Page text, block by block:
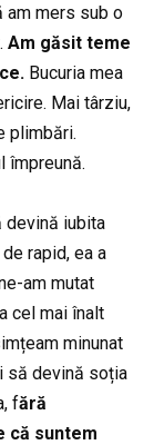
am mers sub o
Am găsit teme
Bucuria mea
Mai târziu,
plimbări.
împreună.
devină iubita
rapid, ea a
am mutat
cel mai înalt
minunat
să devină soția
fără
că suntem